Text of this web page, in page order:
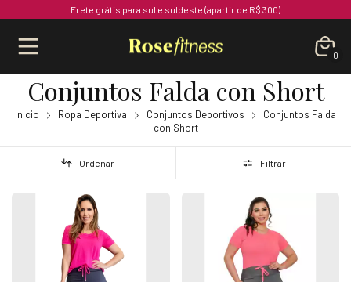
Frete grátis para sul e suldeste (apartir de R$ 300)
0
Conjuntos Falda con Short
Inicio Ropa Deportiva Conjuntos Deportivos
Conjuntos Falda
con Short
Ordenar Filtrar